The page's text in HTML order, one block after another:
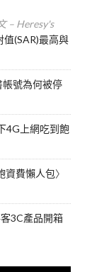
– Heresy's
值(SAR)最高與
帳號為何被停
4G上網吃到飽
資費懶人包〉
3C產品開箱